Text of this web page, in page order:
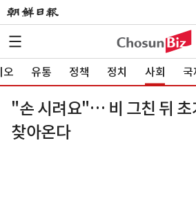
오 유통 정책 정치 사회 국
"손 시려요"… 비 그친 뒤 초
찾아온다